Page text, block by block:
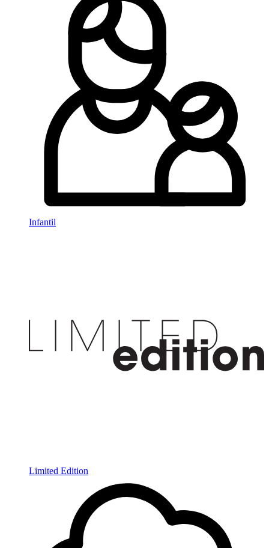
Infantil
Limited Edition